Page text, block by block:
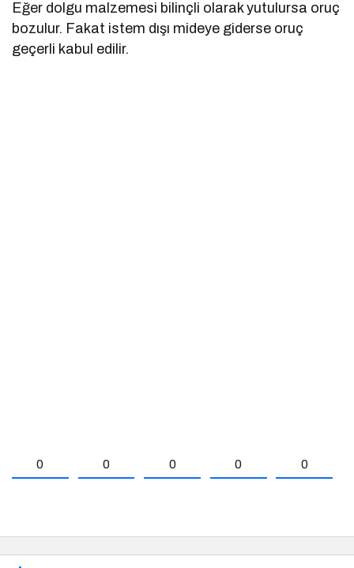
Eğer dolgu malzemesi bilinçli olarak yutulursa oruç
bozulur. Fakat istem dışı mideye giderse oruç
geçerli kabul edilir.
0 0 0 0 0